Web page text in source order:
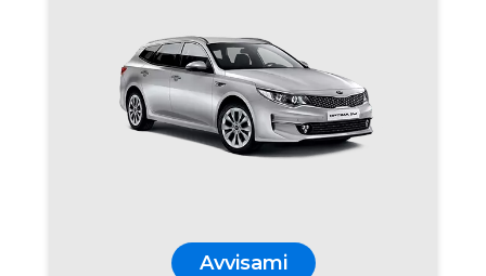
Avvisami